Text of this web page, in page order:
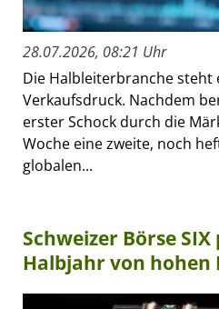
28.07.2026, 08:21 Uhr
Die Halbleiterbranche
Verkaufsdruck. Nachdem
erster Schock durch die
Woche eine zweite, noch
globalen...
Schweizer Börse
Halbjahr von hohen